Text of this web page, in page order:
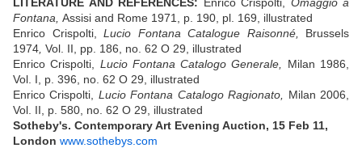
Fontana, Assisi and Rome 1971, p. 190, pl. 169, illustrated
Enrico Crispolti, Lucio Fontana Catalogue Raisonné, Brussels
1974 Vol. II, pp. 186, no. 62 O 29, illustrated
Enrico Crispolti, Lucio Fontana Catalogo Generale, Milan 1986,
Vol. I, p. 396, no. 62 O 29, illustrated
Enrico Crispolti, Lucio Fontana Catalogo Ragionato, Milan 2006,
Vol. II, p. 580, no. 62 O 29, illustrated
Sotheby's. Contemporary Art Evening Auction, 15 Feb 11,
London www.sothebys.com